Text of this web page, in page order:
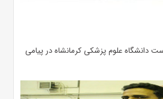
دانشگاه علوم پزشکی کرمانشاه در پیامی